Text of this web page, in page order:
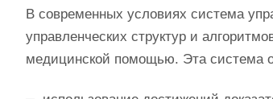
В современных условиях система
управленческих структур и
медицинской помощью. Эта система